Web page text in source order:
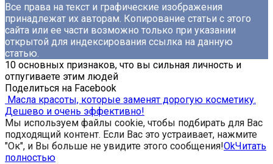
Все права на текст и графические изображения
принадлежат их авторам. Копирование статьи с этого
сайта или ее части возможно только при указании
открытой для индексирования ссылка на данную
статью.
10 основных признаков, что вы сильная личность и
отпугиваете этим людей
Поделиться на Facebook
Масла красоты, которые заменят дорогую косметику.
Дешево и очень эффективно!
Мы используем файлы cookie, чтобы подбирать для Вас
подходящий контент. Если Вас это устраивает, нажмите
"Ок", и Вы больше не увидите этого сообщения!OkЧитать
полностью